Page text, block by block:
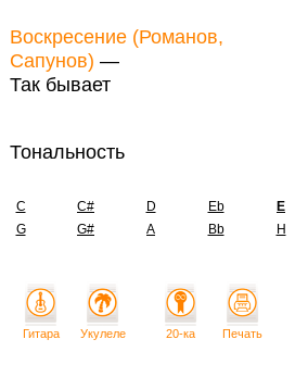
Воскресение (Романов,
Сапунов) —
Так бывает
Тональность
C C# D Eb E
G
G# A Bb H
Гитара Укулеле 20-ка Печать